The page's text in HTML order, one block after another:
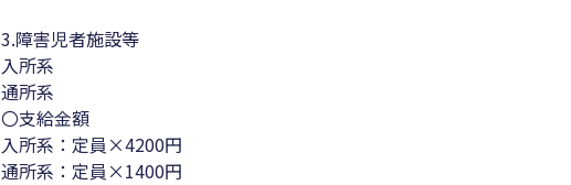
3.障害児者施設等
入所系
通所系
〇支給金額
入所系：定員×4200円
通所系：定員×1400円